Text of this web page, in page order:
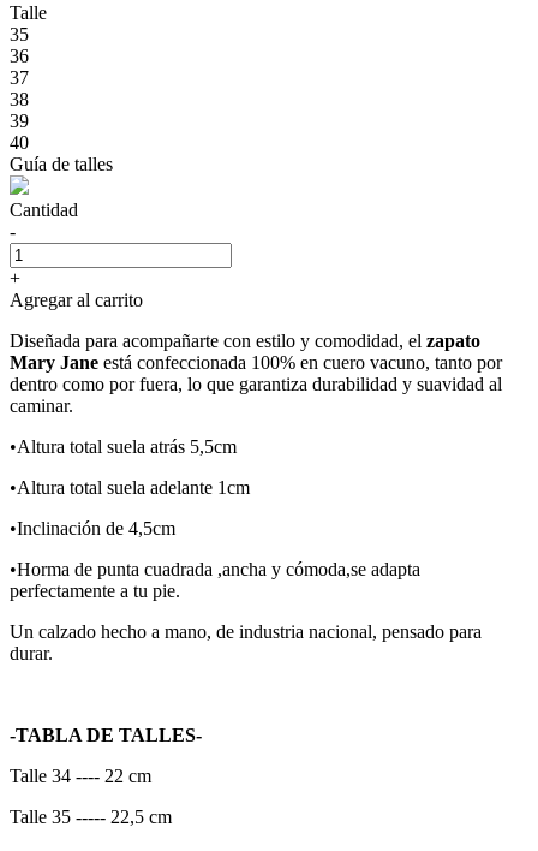
Talle
35
36
37
38
39
40
Guía de talles
Cantidad
-
+
Agregar al carrito
Diseñada para acompañarte con estilo y comodidad, el zapato
Mary Jane está confeccionada 100% en cuero vacuno, tanto por
dentro como por fuera, lo que garantiza durabilidad y suavidad al
caminar.
•Altura total suela atrás 5,5cm
•Altura total suela adelante 1cm
•Inclinación de 4,5cm
•Horma de punta cuadrada ,ancha y cómoda,se adapta
perfectamente a tu pie.
Un calzado hecho a mano, de industria nacional, pensado para
durar.
-TABLA DE TALLES-
Talle 34 ---- 22 cm
Talle 35 ----- 22,5 cm